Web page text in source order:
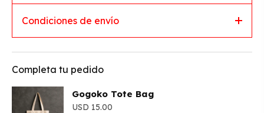
Condiciones de envío
Completa tu pedido
Gogoko Tote Bag
15.00